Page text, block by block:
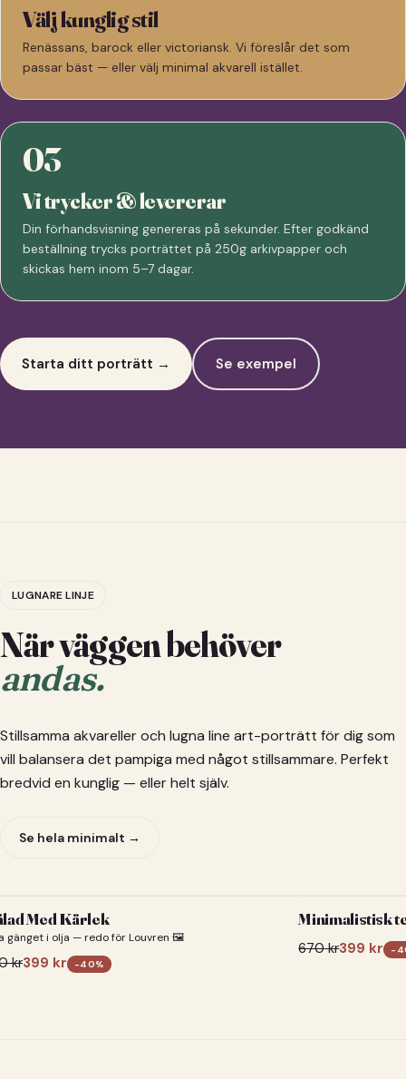
Välj kunglig stil
Renässans, barock eller victoriansk. Vi föreslår det som
passar bäst — eller välj minimal akvarell istället.
03
Vi trycker & levererar
Din förhandsvisning genereras på sekunder. Efter godkänd
beställning trycks porträttet på 250g arkivpapper och
skickas hem inom 5–7 dagar.
Starta ditt porträtt → Se exempel
LUGNARE LINJE
När väggen behöver
andas.
Stillsamma akvareller och lugna line art-porträtt för dig som
vill balansera det pampiga med något stillsammare. Perfekt
bredvid en kunglig — eller helt själv.
Se hela minimalt →
Med Kärlek
gänget i olja — redo för Louvren 🖼️
kr399 kr -40%
Minimalistisk
670kr399 kr -